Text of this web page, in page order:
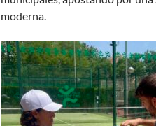
moderna.